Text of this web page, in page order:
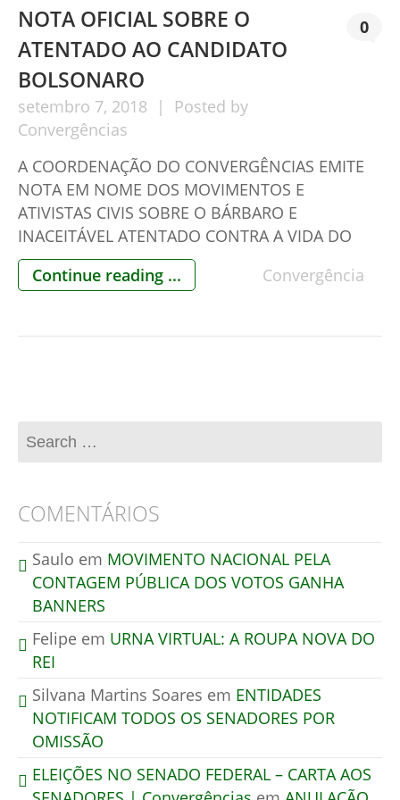
NOTA OFICIAL SOBRE O
ATENTADO AO CANDIDATO
BOLSONARO
setembro 7, 2018
Posted by
Convergências
0
A COORDENAÇÃO DO CONVERGÊNCIAS EMITE
NOTA EM NOME DOS MOVIMENTOS E
ATIVISTAS CIVIS SOBRE O BÁRBARO E
INACEITÁVEL ATENTADO CONTRA A VIDA DO
CANDIDATO À PRESIDÊNCIA DA REPÚBLICA JAIR
BOLSONARO. NOTA OFICIAL Todos os
Continue reading ... Convergência
COMENTÁRIOS
Saulo em MOVIMENTO NACIONAL PELA
CONTAGEM PÚBLICA DOS VOTOS GANHA
BANNERS
Felipe em URNA VIRTUAL: A ROUPA NOVA DO
REI
Silvana Martins Soares em ENTIDADES
NOTIFICAM TODOS OS SENADORES POR
OMISSÃO
ELEIÇÕES NO SENADO FEDERAL – CARTA AOS